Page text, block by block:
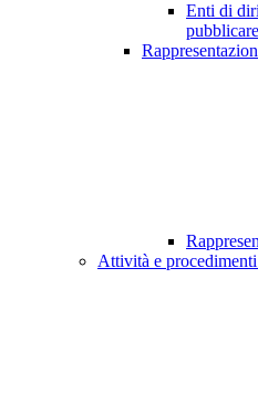
Enti di
Attività e procedimenti